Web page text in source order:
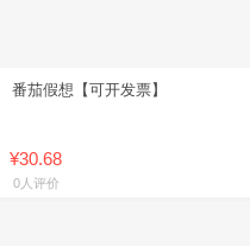
番茄假想【可开发票】
¥30.68
0人评价